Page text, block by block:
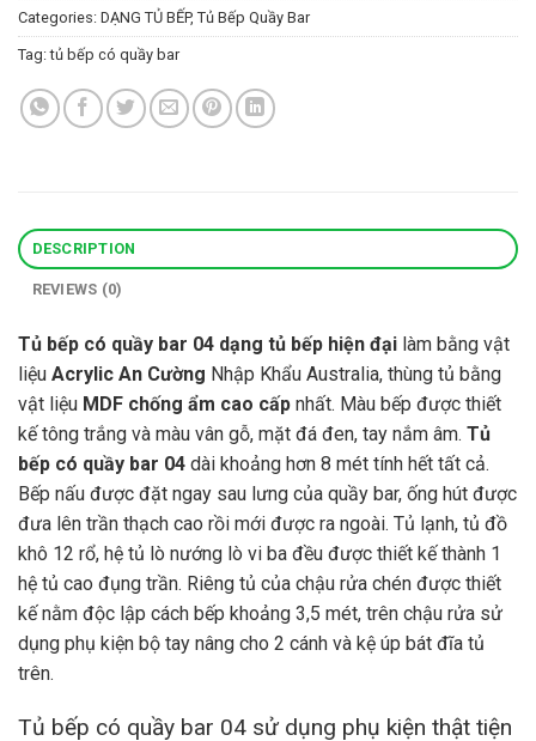
Categories: DẠNG TỦ BẾP, Tủ Bếp Quầy Bar
Tag:tủ bếp có quầy bar
DESCRIPTION
REVIEWS (0)
Tủ bếp có quầy bar 04 dạng tủ bếp hiện đại làm bằng vật
liệu Acrylic An Cường Nhập Khẩu Australia, thùng tủ bằng
vật liệu MDF chống ẩm cao cấp nhất. Màu bếp được thiết
kế tông trắng và màu vân gỗ, mặt đá đen, tay nắm âm. Tủ
bếp có quầy bar 04 dài khoảng hơn 8 mét tính hết tất cả.
Bếp nấu được đặt ngay sau lưng của quầy bar, ống hút được
đưa lên trần thạch cao rồi mới được ra ngoài. Tủ lạnh, tủ đồ
khô 12 rổ, hệ tủ lò nướng lò vi ba đều được thiết kế thành 1
hệ tủ cao đụng trần. Riêng tủ của chậu rửa chén được thiết
kế nằm độc lập cách bếp khoảng 3,5 mét, trên chậu rửa sử
dụng phụ kiện bộ tay nâng cho 2 cánh và kệ úp bát đĩa tủ
trên.
Tủ bếp có quầy bar 04 sử dụng phụ kiện thật tiện